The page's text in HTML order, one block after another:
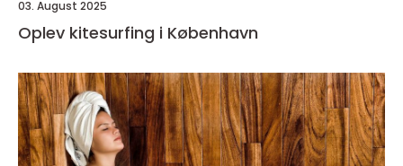
03. August 2025
Oplev kitesurfing i København